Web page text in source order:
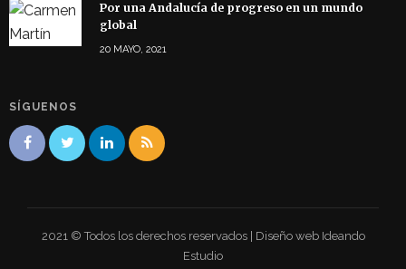
Por una Andalucía de progreso en un mundo
global
20 MAYO, 2021
SÍGUENOS
2021 © Todos los derechos reservados | Diseño web Ideando
Estudio